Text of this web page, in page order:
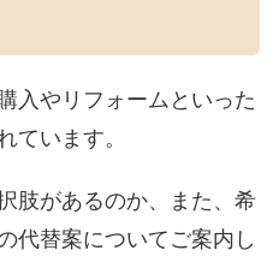
入やリフォームといった
ています。
肢があるのか、また、希
代替案についてご案内し